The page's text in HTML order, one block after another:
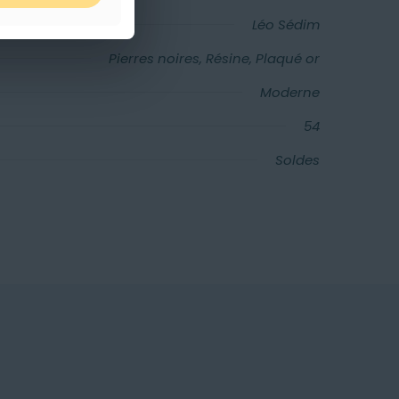
Léo Sédim
Pierres noires, Résine, Plaqué or
Moderne
54
Soldes